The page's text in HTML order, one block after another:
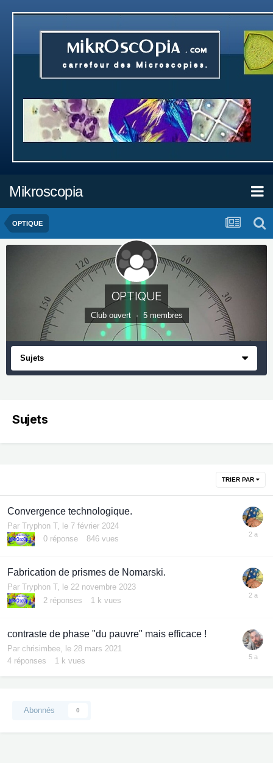
Mikroscopia
OPTIQUE
OPTIQUE
Club ouvert · 5 membres
Sujets
Sujets
TRIER PAR
Convergence technologique.
Par Tryphon T, le 7 février 2024
0 réponse 846 vues
Fabrication de prismes de Nomarski.
Par Tryphon T, le 22 novembre 2023
2 réponses 1 k vues
contraste de phase "du pauvre" mais efficace !
Par chrisimbee
le 28 mars 2021
4 réponses 1 k vues
Abonnés 0